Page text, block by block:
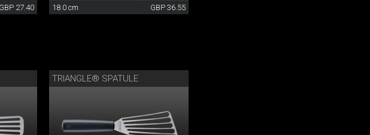
GBP 27.40 18.0 cm GBP 36.55
TRIANGLE® SPATULE